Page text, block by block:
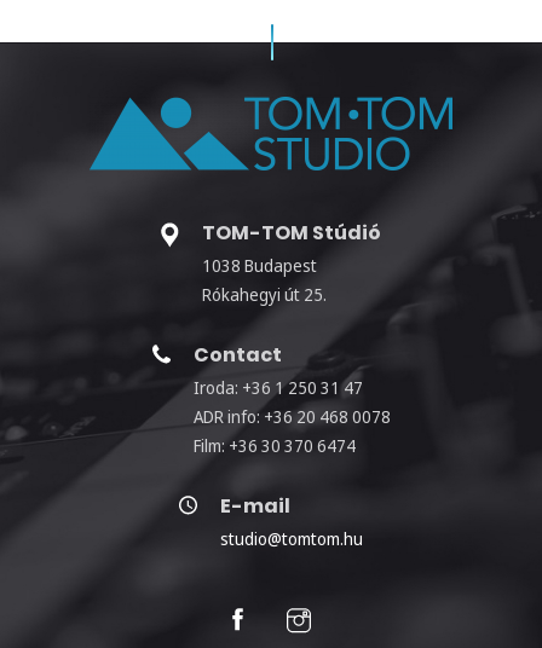
TOM-TOM Stúdió
1038 Budapest
Rókahegyi út 25.
Contact
Iroda: +36 1 250 31 47
ADR info: +36 20 468 0078
Film: +36 30 370 6474
E-mail
studio@tomtom.hu